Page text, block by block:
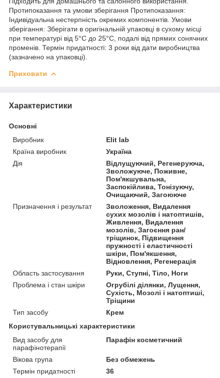
Протипоказання та умови зберігання Протипоказання:
Індивідуальна нестерпність окремих компонентів. Умови
зберігання: Зберігати в оригінальній упаковці в сухому місці
при температурі від 5°C до 25°C, подалі від прямих сонячних
променів. Термін придатності: 3 роки від дати виробництва
(зазначено на упаковці).
Приховати
Характеристики
Основні
Виробник
Elit lab
Країна виробник
Україна
Дія
Відлущуючий, Регенеруюча,
Зволожуюче, Поживне,
Пом'якшувальна,
Заспокійлива, Тонізуючу,
Очищаючий, Загоююче
Призначення і результат
Зволоження, Видалення
сухих мозолів і натоптишів,
Живлення, Видалення
мозолів, Загоєння ран/
тріщинок, Підвищення
пружності і еластичності
шкіри, Пом'якшення,
Відновлення, Регенерація
Область застосування
Руки, Ступні, Тіло, Ноги
Проблема і стан шкіри
Огрубілі ділянки, Лущення,
Сухість, Мозолі і натоптиші,
Тріщини
Тип засобу
Крем
Користувальницькі характеристики
Вид засобу для
парафінотерапії
Парафін косметичний
Вікова група
Без обмежень
Термін придатності
36